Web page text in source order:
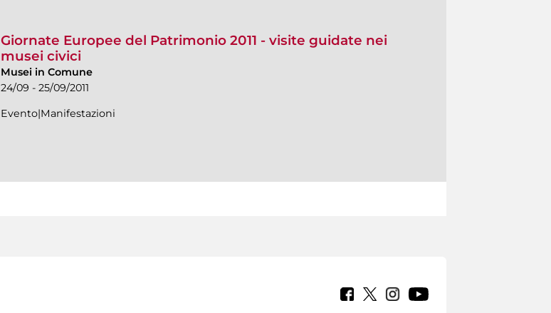
Giornate Europee del Patrimonio 2011 - visite guidate nei
musei civici
Musei in Comune
24/09 - 25/09/2011
Evento|Manifestazioni